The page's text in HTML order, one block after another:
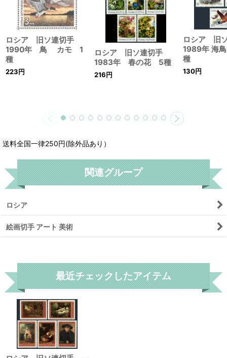
ロシア 旧ソ連切手
1990年 鳥 カモ 1
種
223円
ロシア 旧ソ連切手
1983年 春の花 5種
216円
ロシア 旧
1989年 海
種
130円
送料全国一律250円(除外品あり）
関連グループ
ロシア
絵画切手 アート 美術
最近チェックしたアイテム